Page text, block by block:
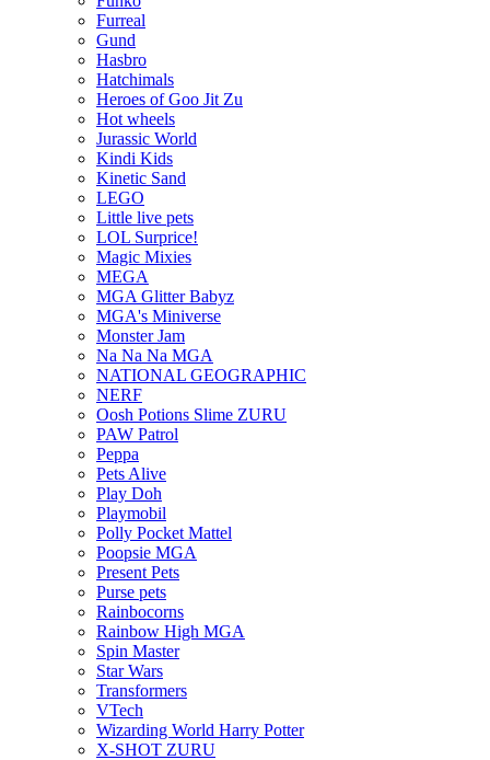
Furreal
Gund
Hasbro
Hatchimals
Heroes of Goo Jit Zu
Hot wheels
Jurassic World
Kindi Kids
Kinetic Sand
LEGO
Little live pets
LOL Surprice!
Magic Mixies
MEGA
MGA Glitter Babyz
MGA's Miniverse
Monster Jam
Na Na Na MGA
NATIONAL GEOGRAPHIC
NERF
Oosh Potions Slime ZURU
PAW Patrol
Peppa
Pets Alive
Play Doh
Playmobil
Polly Pocket Mattel
Poopsie MGA
Present Pets
Purse pets
Rainbocorns
Rainbow High MGA
Spin Master
Star Wars
Transformers
VTech
Wizarding World Harry Potter
X-SHOT ZURU